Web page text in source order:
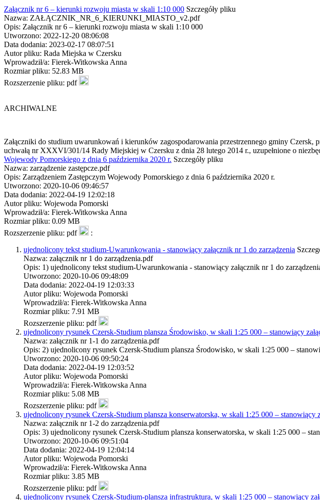
Załącznik nr 6 – kierunki rozwoju miasta w skali 1:10 000 Szczegóły pliku
Nazwa: ZAŁĄCZNIK_NR_6_KIERUNKI_MIASTO_v2.pdf
Opis: Załącznik nr 6 – kierunki rozwoju miasta w skali 1:10 000
Utworzono: 2022-12-20 08:06:08
Data dodania: 2023-02-17 08:07:51
Autor pliku: Rada Miejska w Czersku
Wprowadził/a: Fierek-Witkowska Anna
Rozmiar pliku: 52.83 MB
Rozszerzenie pliku: pdf
ARCHIWALNE
Załączniki do studium uwarunkowań i kierunków zagospodarowania przestrzennego gminy
uchwałą nr XXXVI/301/14 Rady Miejskiej w Czersku z dnia 28 lutego 2014 r., uzupełnione o
Wojewody Pomorskiego z dnia 6 października 2020 r. Szczegóły pliku
Nazwa: zarządzenie zastępcze.pdf
Opis: Zarządzeniem Zastępczym Wojewody Pomorskiego z dnia 6 października 2020 r.
Utworzono: 2020-10-06 09:46:57
Data dodania: 2022-04-19 12:02:18
Autor pliku: Wojewoda Pomorski
Wprowadził/a: Fierek-Witkowska Anna
Rozmiar pliku: 0.09 MB
Rozszerzenie pliku: pdf
:
ujednolicony tekst studium-Uwarunkowania - stanowiący załącznik nr 1 do zarządzenia
Nazwa: załącznik nr 1 do zarządzenia.pdf
Opis: 1) ujednolicony tekst studium-Uwarunkowania - stanowiący załącznik nr 1 do
Utworzono: 2020-10-06 09:48:09
Data dodania: 2022-04-19 12:03:33
Autor pliku: Wojewoda Pomorski
Wprowadził/a: Fierek-Witkowska Anna
Rozmiar pliku: 7.91 MB
Rozszerzenie pliku: pdf
ujednolicony rysunek Czersk-Studium plansza Środowisko, w skali 1:25 000 – stanowiący
Nazwa: załącznik nr 1-1 do zarządzenia.pdf
Opis: 2) ujednolicony rysunek Czersk-Studium plansza Środowisko, w skali 1:25 000 –
Utworzono: 2020-10-06 09:50:24
Data dodania: 2022-04-19 12:03:52
Autor pliku: Wojewoda Pomorski
Wprowadził/a: Fierek-Witkowska Anna
Rozmiar pliku: 5.08 MB
Rozszerzenie pliku: pdf
ujednolicony rysunek Czersk-Studium plansza konserwatorska, w skali 1:25 000 – stanowiący
Nazwa: załącznik nr 1-2 do zarządzenia.pdf
Opis: 3) ujednolicony rysunek Czersk-Studium plansza konserwatorska, w skali 1:25 000 –
Utworzono: 2020-10-06 09:51:04
Data dodania: 2022-04-19 12:04:14
Autor pliku: Wojewoda Pomorski
Wprowadził/a: Fierek-Witkowska Anna
Rozmiar pliku: 3.85 MB
Rozszerzenie pliku: pdf
ujednolicony rysunek Czersk-Studium-plansza infrastruktura, w skali 1:25 000 – stanowiący